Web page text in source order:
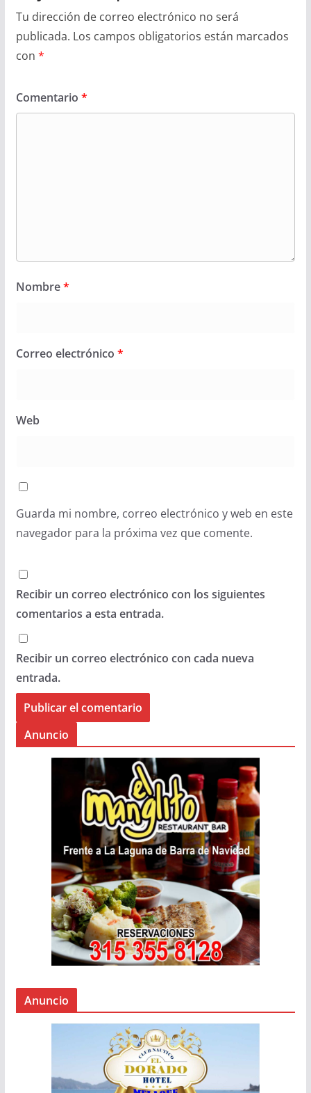
Tu dirección de correo electrónico no será
publicada. Los campos obligatorios están marcados
con *
Comentario *
Nombre*
Correo electrónico *
Web
Guarda mi nombre, correo electrónico y web en este
navegador para la próxima vez que comente.
Recibir un correo electrónico con los siguientes
comentarios a esta entrada.
Recibir un correo electrónico con cada nueva
entrada.
Anuncio
Anuncio